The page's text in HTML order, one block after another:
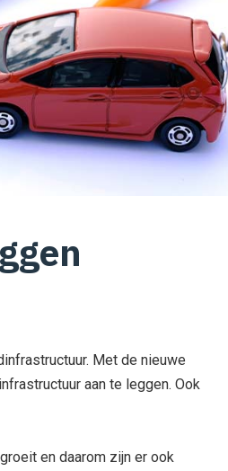
Met de nieuwe
aan te leggen. Ook
en daarom zijn er ook